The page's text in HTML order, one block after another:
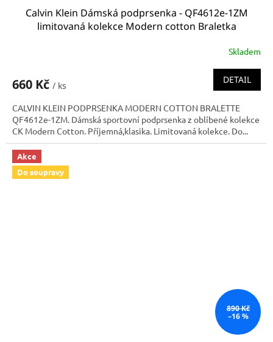
Calvin Klein Dámská podprsenka - QF4612e-1ZM
limitovaná kolekce Modern cotton Braletka
Skladem
660 Kč / ks
DETAIL
CALVIN KLEIN PODPRSENKA MODERN COTTON BRALETTE
QF4612e-1ZM. Dámská sportovní podprsenka z oblíbené kolekce
CK Modern Cotton. Příjemná,klasika. Limitovaná kolekce. Do...
Akce
Do soupravy
890 Kč
–16 %